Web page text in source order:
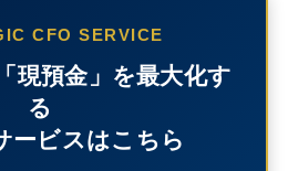
CFO SERVICE
現預金」を最大化す
る
ービスはこちら